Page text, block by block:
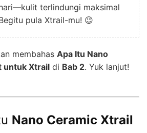
terlindungi maksimal
pula Xtrail-mu! 😉
membahas Apa Itu Nano
untuk Xtrail di Bab 2. Yuk lanjut!
Nano Ceramic Xtrail